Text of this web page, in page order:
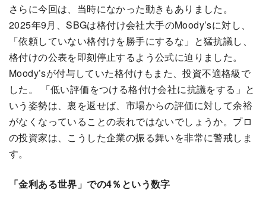
さらに今回は、当時になかった動きもありました。
2025年9月、SBGは格付け会社大手のMoody’sに対し、
「依頼していない格付けを勝手にするな」と猛抗議し、
格付けの公表を即刻停止するよう公式に迫りました。
Moody’sが付与していた格付けもまた、投資不適格級で
した。 「低い評価をつける格付け会社に抗議をする」と
いう姿勢は、裏を返せば、市場からの評価に対して余裕
がなくなっていることの表れではないでしょうか。プロ
の投資家は、こうした企業の振る舞いを非常に警戒しま
す。
「金利ある世界」での4％という数字